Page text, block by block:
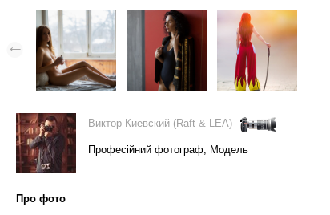
Виктор Киевский (Raft & LEA)
Професійний фотограф, Модель
Про фото